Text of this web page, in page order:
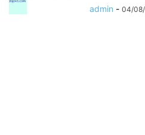
admin - 04/